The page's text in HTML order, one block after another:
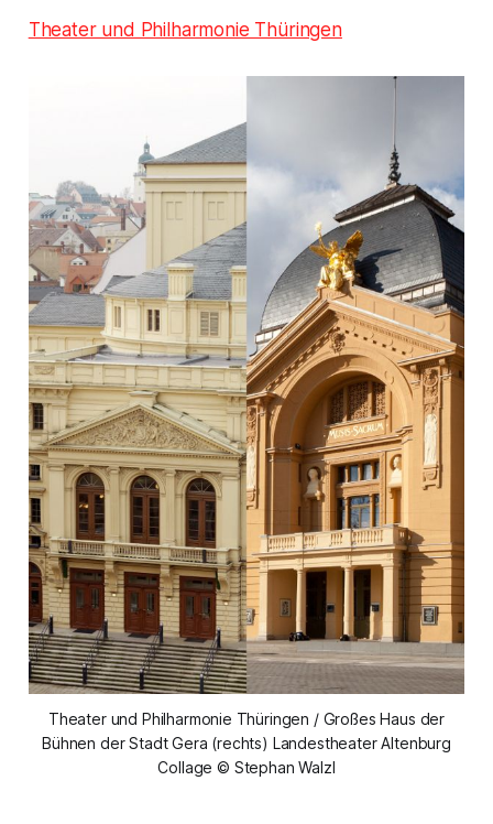
Theater und Philharmonie Thüringen
Theater und Philharmonie Thüringen / Großes Haus der
Bühnen der Stadt Gera (rechts) Landestheater Altenburg
Collage © Stephan Walzl